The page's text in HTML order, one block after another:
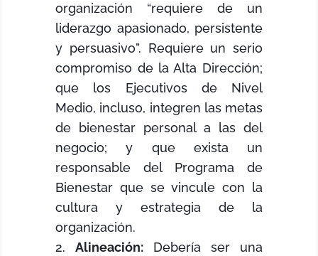
organización “requiere de un
liderazgo apasionado, persistente
y persuasivo”. Requiere un serio
compromiso de la Alta Dirección;
que los Ejecutivos de Nivel
Medio, incluso, integren las metas
de bienestar personal a las del
negocio; y que exista un
responsable del Programa de
Bienestar que se vincule con la
cultura y estrategia de la
organización.
Alineación: Debería ser una